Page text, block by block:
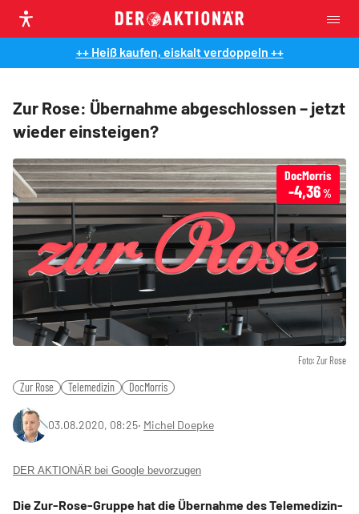
++ Heiß kaufen, eiskalt verdoppeln ++
Zur Rose: Übernahme abgeschlossen – jetzt
wieder einsteigen?
Foto: Zur Rose
DocMorris
-4,36 %
Zur Rose Telemedizin DocMorris
03.08.2020, 08:25‧ Michel Doepke
DER AKTIONÄR bei Google bevorzugen
Die Zur-Rose-Gruppe hat die Übernahme des Telemedizin-